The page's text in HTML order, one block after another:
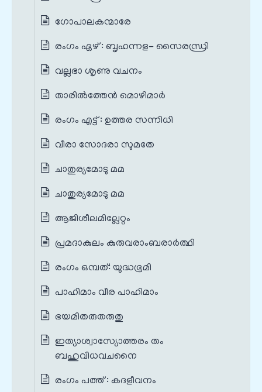
ഗോപാലകന്മാരേ
രംഗം ഏഴ് : ബൃഹന്നള- സൈരന്ധ്രി
വല്ലഭാ ശൃണു വചനം
താരിൽത്തേൻ മൊഴിമാർ
രംഗം എട്ട് : ഉത്തര സന്നിധി
വീരാ സോദരാ സുമതേ
ചാതുര്യമോടു മമ
ചാതുര്യമോടു മമ
ആജിശീലമില്ലേറ്റം
പ്രമദാകുലം കുരുവരാംബരാർത്ഥി
രംഗം ഒമ്പത്: യുദ്ധഭൂമി
പാഹിമാം വീര പാഹിമാം
ഭയമിതരുതരുതു
ഇത്യാശ്വാസ്യോത്തരം തം
ബഹുവിധവചനൈ
രംഗം പത്ത് : കദളീവനം